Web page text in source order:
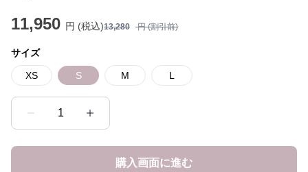
11,950 円 (税込)13,280 円 (割引前)
サイズ
XS S M L
1
購入画面に進む